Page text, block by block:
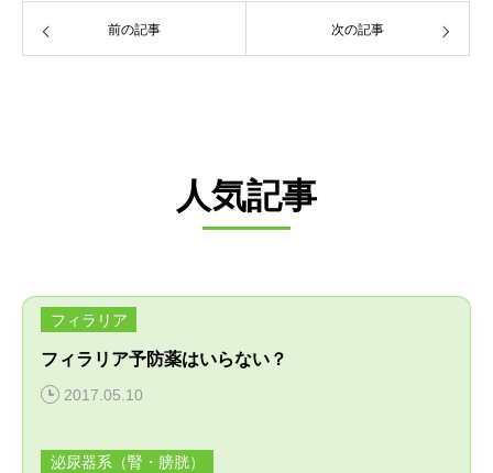
前の記事 次の記事
人気記事
フィラリア
フィラリア予防薬はいらない？
2017.05.10
泌尿器系（腎・膀胱）